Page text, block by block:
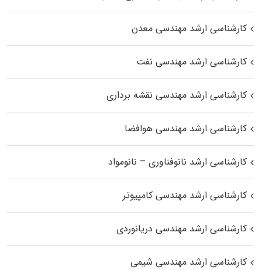
کارشناسی ارشد مهندسی معدن
کارشناسی ارشد مهندسی نفت
کارشناسی ارشد مهندسی نقشه برداری
کارشناسی ارشد مهندسی هوافضا
کارشناسی ارشد نانوفناوری – نانومواد
کارشناسی ارشد مهندسی کامپیوتر
کارشناسی ارشد مهندسی دریانوردی
کارشناسی ارشد مهندسی شیمی